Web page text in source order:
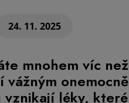
24. 11. 2025
mnohem víc
léky,